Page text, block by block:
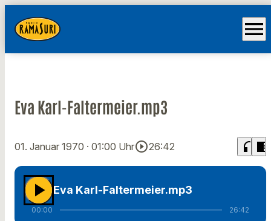
menu
Eva Karl-Faltermeier.mp3
01. Januar 1970 · 01:00 Uhrplay_circle_outline26:42 headphones chrome_reader_mode
play_arrow Eva Karl-Faltermeier.mp3
00:00 26:42